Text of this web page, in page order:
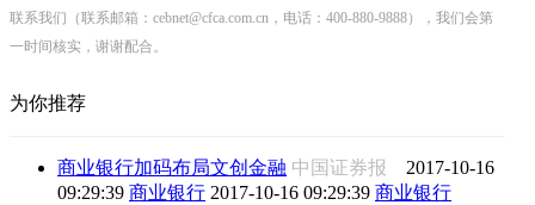
联系我们（联系邮箱：cebnet@cfca.com.cn，电话：400-880-9888），我们会第
一时间核实，谢谢配合。
为你推荐
商业银行加码布局文创金融 中国证券报 2017-10-16
09:29:39 商业银行 2017-10-16 09:29:39 商业银行